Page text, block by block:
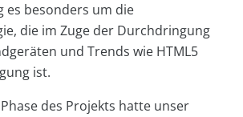
es besonders um die
die im Zuge der Durchdringung
und Trends wie HTML5
ist.
des Projekts hatte unser